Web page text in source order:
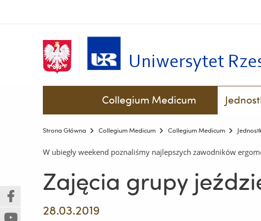
Uniwersytet
Menu - górna belka
i
do
Collegium Medicum
(Nowe
okno)
(Link
do
Strona Główna Collegium Medicum Collegium Medicum
W ubiegły weekend poznaliśmy najlepszych zawodników
Zajęcia grupy
28.03.2019